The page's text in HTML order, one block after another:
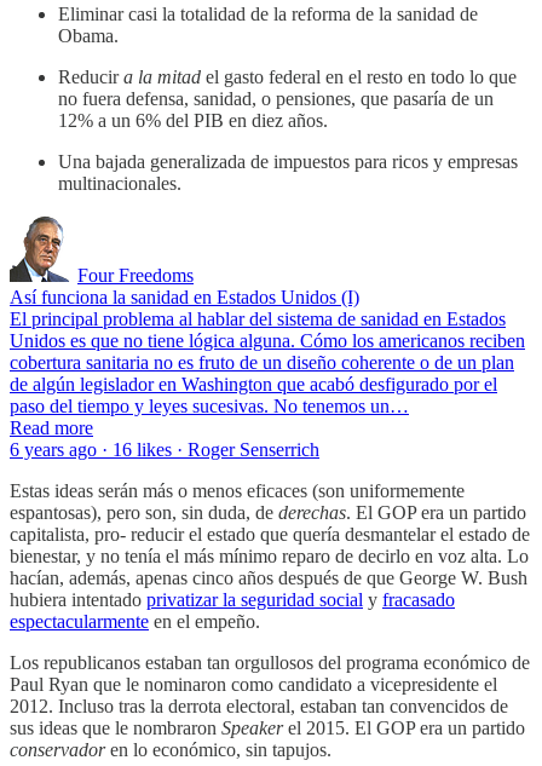
Eliminar casi la totalidad de la reforma de la sanidad de
Obama.
Reducira la mitad el gasto federal en el resto en todo lo que
no fuera defensa, sanidad, o pensiones, que pasaría de un
12% a un 6% del PIB en diez años.
Una bajada generalizada de impuestos para ricos y empresas
multinacionales.
Four Freedoms
Así funciona la sanidad en Estados Unidos (I)
El principal problema al hablar del sistema de sanidad en Estados
Unidos es que no tiene lógica alguna. Cómo los americanos reciben
cobertura sanitaria no es fruto de un diseño coherente o de un plan
de algún legislador en Washington que acabó desfigurado por el
paso del tiempo y leyes sucesivas. No tenemos un…
Read more
6 years ago · 16 likes · Roger Senserrich
Estas ideas serán más o menos eficaces (son uniformemente
espantosas), pero son, sin duda, de derechas. El GOP era un partido
capitalista, pro- reducir el estado que quería desmantelar el estado de
bienestar, y no tenía el más mínimo reparo de decirlo en voz alta. Lo
hacían, además, apenas cinco años después de que George W. Bush
hubiera intentado privatizar la seguridad social y fracasado
espectacularmente en el empeño.
Los republicanos estaban tan orgullosos del programa económico de
Paul Ryan que le nominaron como candidato a vicepresidente el
2012. Incluso tras la derrota electoral, estaban tan convencidos de
sus ideas que le nombraron Speakerel 2015. El GOP era un partido
conservadoren lo económico, sin tapujos.